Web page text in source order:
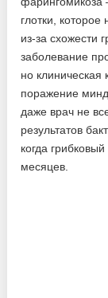
глотки,
из-за схожести
заболевание
но клиническая
поражение
даже врач не
результатов
когда
месяцев.